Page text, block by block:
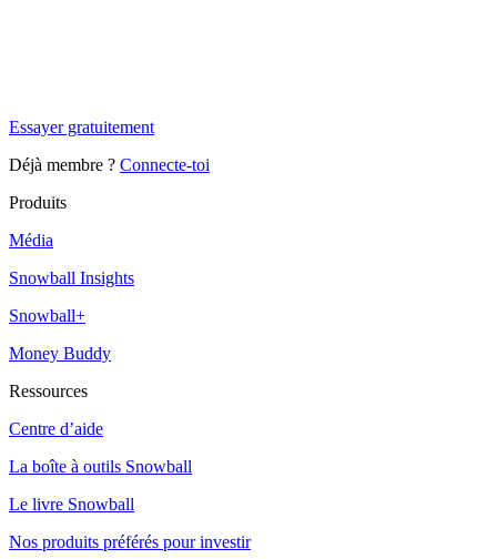
Essayer gratuitement
Déjà membre ? Connecte-toi
Produits
Média
Snowball Insights
Snowball+
Money Buddy
Ressources
Centre d’aide
La boîte à outils Snowball
Le livre Snowball
Nos produits préférés pour investir